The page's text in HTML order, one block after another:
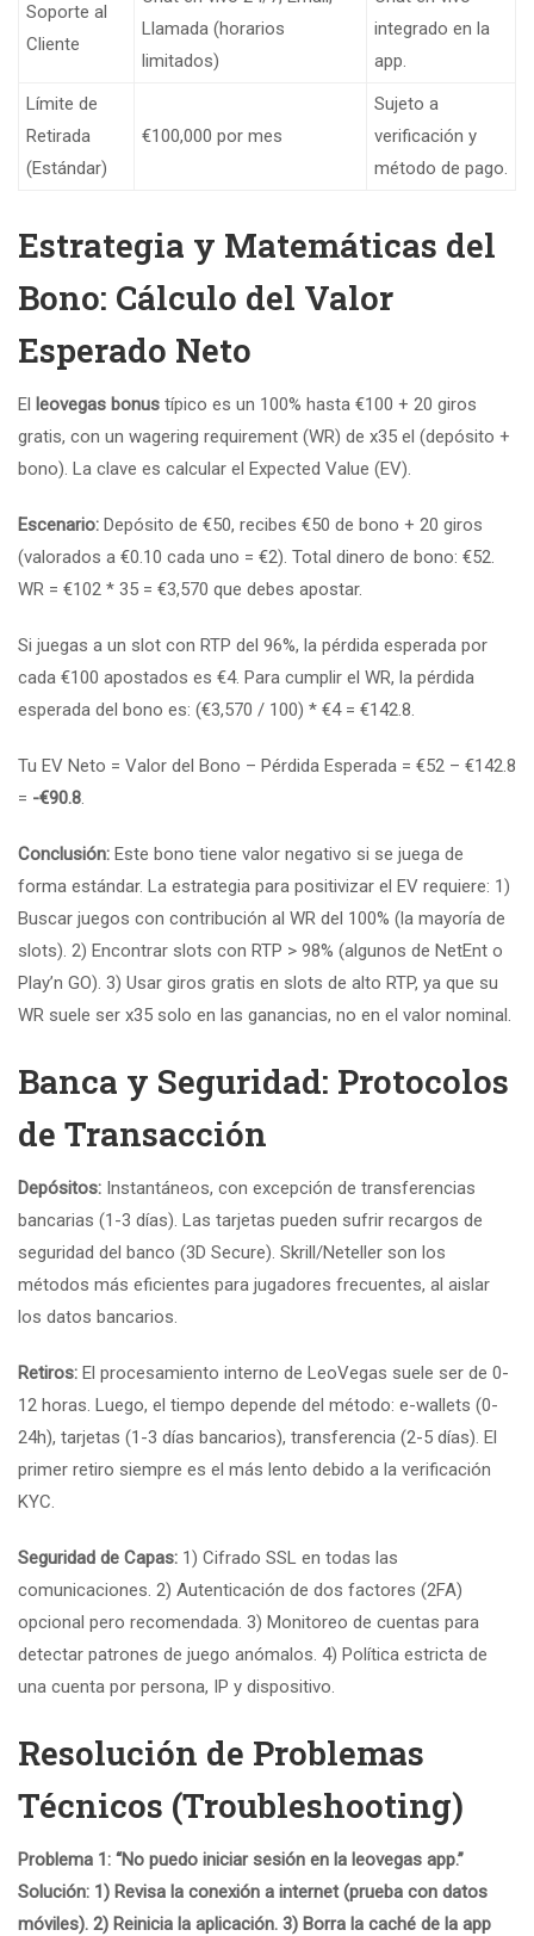
Soporte al
Cliente
Llamada (horarios
limitados)
integrado en la
app.
Límite de
Retirada
(Estándar)
€100,000 por mes
Sujeto a
verificación y
método de pago.
Estrategia y Matemáticas del
Bono: Cálculo del Valor
Esperado Neto
El leovegas bonus típico es un 100% hasta €100 + 20 giros
gratis, con un wagering requirement (WR) de x35 el (depósito +
bono). La clave es calcular el Expected Value (EV).
Escenario: Depósito de €50, recibes €50 de bono + 20 giros
(valorados a €0.10 cada uno = €2). Total dinero de bono: €52.
WR = €102 * 35 = €3,570 que debes apostar.
Si juegas a un slot con RTP del 96%, la pérdida esperada por
cada €100 apostados es €4. Para cumplir el WR, la pérdida
esperada del bono es: (€3,570 / 100) * €4 = €142.8.
Tu EV Neto = Valor del Bono – Pérdida Esperada = €52 – €142.8
= -€90.8.
Conclusión: Este bono tiene valor negativo si se juega de
forma estándar. La estrategia para positivizar el EV requiere: 1)
Buscar juegos con contribución al WR del 100% (la mayoría de
slots). 2) Encontrar slots con RTP > 98% (algunos de NetEnt o
Play’n GO). 3) Usar giros gratis en slots de alto RTP, ya que su
WR suele ser x35 solo en las ganancias, no en el valor nominal.
Banca y Seguridad: Protocolos
de Transacción
Depósitos: Instantáneos, con excepción de transferencias
bancarias (1-3 días). Las tarjetas pueden sufrir recargos de
seguridad del banco (3D Secure). Skrill/Neteller son los
métodos más eficientes para jugadores frecuentes, al aislar
los datos bancarios.
Retiros: El procesamiento interno de LeoVegas suele ser de 0-
12 horas. Luego, el tiempo depende del método: e-wallets (0-
24h), tarjetas (1-3 días bancarios), transferencia (2-5 días). El
primer retiro siempre es el más lento debido a la verificación
KYC.
Seguridad de Capas: 1) Cifrado SSL en todas las
comunicaciones. 2) Autenticación de dos factores (2FA)
opcional pero recomendada. 3) Monitoreo de cuentas para
detectar patrones de juego anómalos. 4) Política estricta de
una cuenta por persona, IP y dispositivo.
Resolución de Problemas
Técnicos (Troubleshooting)
Problema 1: “No puedo iniciar sesión en la leovegas app.”
Solución: 1) Revisa la conexión a internet (prueba con datos
móviles). 2) Reinicia la aplicación. 3) Borra la caché de la app